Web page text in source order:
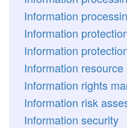
Information
Information
Information
Information resource
Information rights
Information risk
Information security